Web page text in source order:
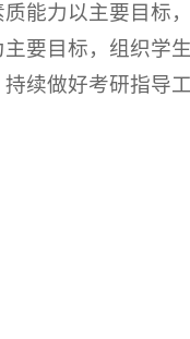
能力以主要目标
要目标，组织学
续做好考研指导